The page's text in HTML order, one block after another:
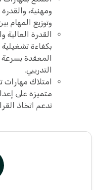
ومهنية،
وتوزيع المهام
القدرة العالية
بكفاءة
المعقدة
التدريبي.
امتلاك مهارات
متميزة على
تدعم اتخاذ